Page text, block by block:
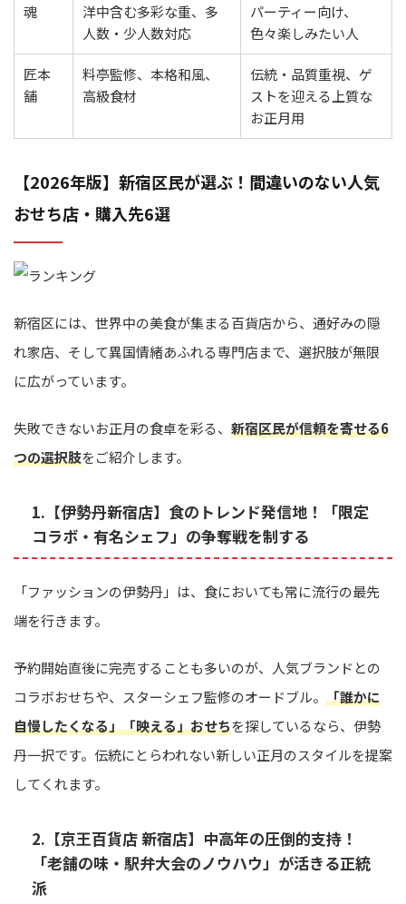
魂
洋中含む多彩な重、多
人数・少人数対応
パーティー向け、
色々楽しみたい人
匠本
舗
料亭監修、本格和風、
高級食材
伝統・品質重視、ゲ
ストを迎える上質な
お正月用
【2026年版】新宿区民が選ぶ！間違いのない人気
おせち店・購入先6選
新宿区には、世界中の美食が集まる百貨店から、通好みの隠
れ家店、そして異国情緒あふれる専門店まで、選択肢が無限
に広がっています。
失敗できないお正月の食卓を彩る、 新宿区民が信頼を寄せる6
つの選択肢をご紹介します。
1.【伊勢丹新宿店】食のトレンド発信地！「限定
コラボ・有名シェフ」の争奪戦を制する
「ファッションの伊勢丹」は、食においても常に流行の最先
端を行きます。
予約開始直後に完売することも多いのが、人気ブランドとの
コラボおせちや、スターシェフ監修のオードブル。 「誰かに
自慢したくなる」「映える」おせちを探しているなら、伊勢
丹一択です。伝統にとらわれない新しい正月のスタイルを提案
してくれます。
2.【京王百貨店 新宿店】中高年の圧倒的支持！
「老舗の味・駅弁大会のノウハウ」が活きる正統
派